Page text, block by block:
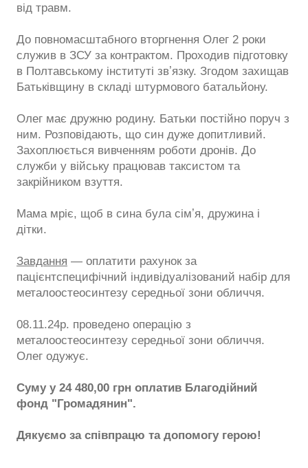
від травм.
До повномасштабного вторгнення Олег 2 роки
служив в ЗСУ за контрактом. Проходив підготовку
в Полтавському інституті звʼязку. Згодом захищав
Батьківщину в складі штурмового батальйону.
Олег має дружню родину. Батьки постійно поруч з
ним. Розповідають, що син дуже допитливий.
Захоплюється вивченням роботи дронів. До
служби у війську працював таксистом та
закрійником взуття.
Мама мріє, щоб в сина була сімʼя, дружина і
дітки.
Завдання — оплатити рахунок за
пацієнтспецифічний індивідуалізований набір для
металоостеосинтезу середньої зони обличчя.
08.11.24р. проведено операцію з
металоостеосинтезу середньої зони обличчя.
Олег одужує.
Суму у 24 480,00 грн оплатив Благодійний
фонд "Громадянин".
Дякуємо за співпрацю та допомогу герою!